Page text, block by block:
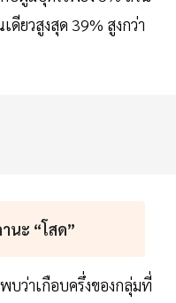
ดียวสูงสุด 39% สูงกว่า
นะ “โสด”
บว่าเกือบครึ่งของกลุ่มที่